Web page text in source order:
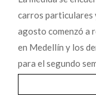
carros particulares
agosto comenzó a
en Medellín y los
para el segundo